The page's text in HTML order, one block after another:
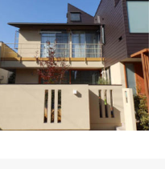
No.35 宮坂の家
閑静な住宅街に佇む２世帯住